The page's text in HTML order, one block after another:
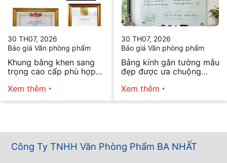
30 TH07, 2026
Báo giá Văn phòng phẩm
Khung bằng khen sang
trọng cao cấp phù hợp
Xem thêm
30 TH07, 2026
Báo giá Văn phòng phẩm
Bảng kính gắn tường mẫu
đẹp được ưa chuộng
Xem thêm
Công Ty TNHH Văn Phòng Phẩm BA NHẤT